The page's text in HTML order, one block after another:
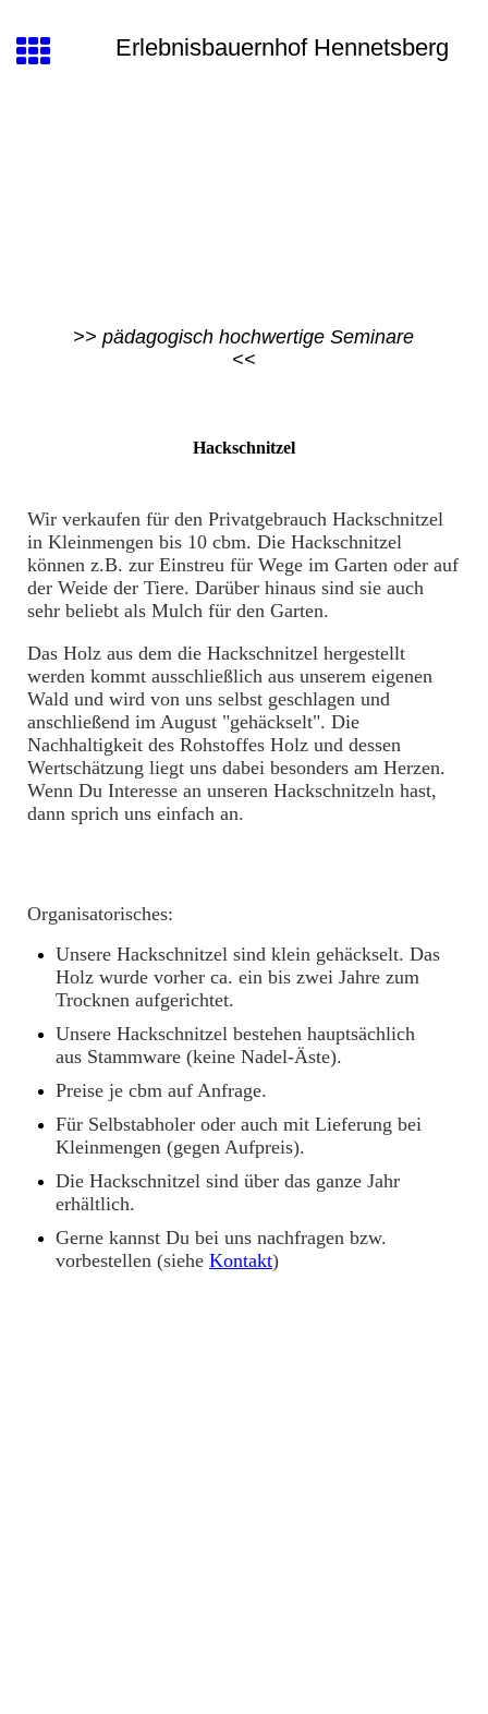
Erlebnisbauernhof Hennetsberg
>> pädagogisch hochwertige Seminare
<<
Hackschnitzel
Wir verkaufen für den Privatgebrauch Hackschnitzel
in Kleinmengen bis 10 cbm. Die Hackschnitzel
können z.B. zur Einstreu für Wege im Garten oder auf
der Weide der Tiere. Darüber hinaus sind sie auch
sehr beliebt als Mulch für den Garten.
Das Holz aus dem die Hackschnitzel hergestellt
werden kommt ausschließlich aus unserem eigenen
Wald und wird von uns selbst geschlagen und
anschließend im August "gehäckselt". Die
Nachhaltigkeit des Rohstoffes Holz und dessen
Wertschätzung liegt uns dabei besonders am Herzen.
Wenn Du Interesse an unseren Hackschnitzeln hast,
dann sprich uns einfach an.
Organisatorisches:
Unsere Hackschnitzel sind klein gehäckselt. Das
Holz wurde vorher ca. ein bis zwei Jahre zum
Trocknen aufgerichtet.
Unsere Hackschnitzel bestehen hauptsächlich
aus Stammware (keine Nadel-Äste).
Preise je cbm auf Anfrage.
Für Selbstabholer oder auch mit Lieferung bei
Kleinmengen (gegen Aufpreis).
Die Hackschnitzel sind über das ganze Jahr
erhältlich.
Gerne kannst Du bei uns nachfragen bzw.
vorbestellen (siehe Kontakt)